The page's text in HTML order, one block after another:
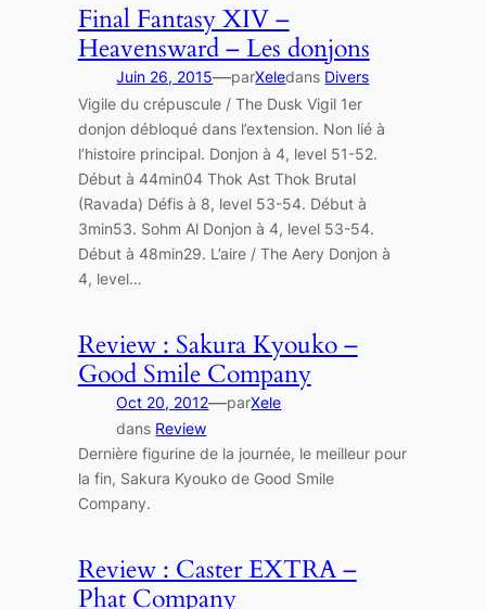
Final Fantasy XIV –
Heavensward – Les donjons
Juin 26, 2015—parXeledans Divers
Vigile du crépuscule / The Dusk Vigil 1er
donjon débloqué dans l’extension. Non lié à
l’histoire principal. Donjon à 4, level 51-52.
Début à 44min04 Thok Ast Thok Brutal
(Ravada) Défis à 8, level 53-54. Début à
3min53. Sohm Al Donjon à 4, level 53-54.
Début à 48min29. L’aire / The Aery Donjon à
4, level…
Review : Sakura Kyouko –
Good Smile Company
Oct 20, 2012—parXele
dans Review
Dernière figurine de la journée, le meilleur pour
la fin, Sakura Kyouko de Good Smile
Company.
Review : Caster EXTRA –
Phat Company